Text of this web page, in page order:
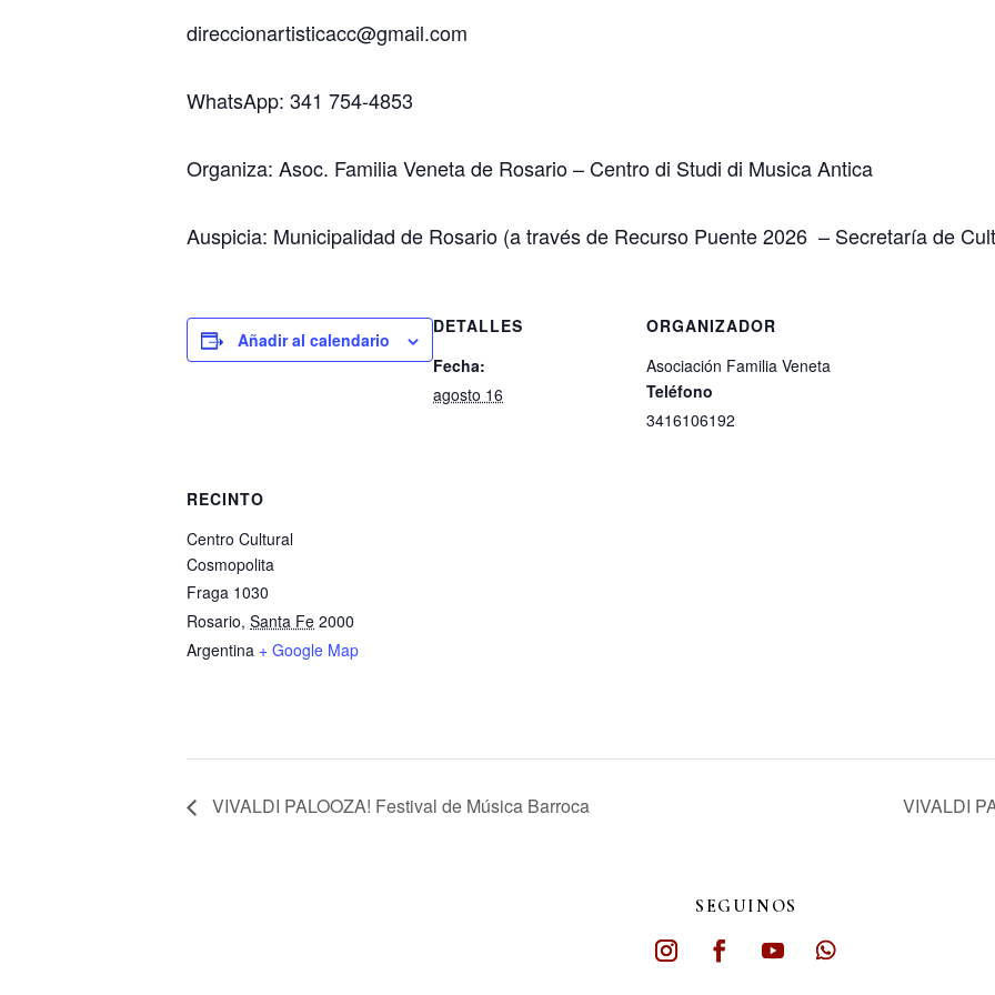
direccionartisticacc@gmail.com
WhatsApp: 341 754-4853
Organiza: Asoc. Familia Veneta de Rosario – Centro di Studi di Musica Antica
Auspicia: Municipalidad de Rosario (a través de Recurso Puente 2026 – Secretaría de
Añadir al calendario
DETALLES
Fecha:
agosto 16
ORGANIZADOR
Asociación Familia Veneta
Teléfono
3416106192
RECINTO
Centro Cultural
Cosmopolita
Fraga 1030
Rosario, Santa Fe 2000
Argentina + Google Map
VIVALDI PALOOZA! Festival de Música Barroca VIVALDI
SEGUINOS